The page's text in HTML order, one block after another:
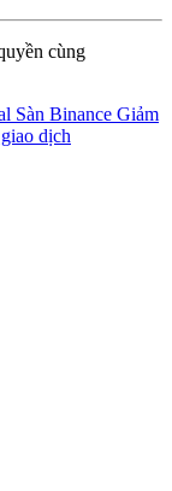
cùng
Sàn Binance Giảm
dịch